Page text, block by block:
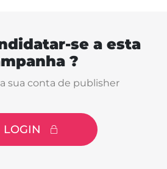
se a esta
?
sua conta de publisher
LOGIN